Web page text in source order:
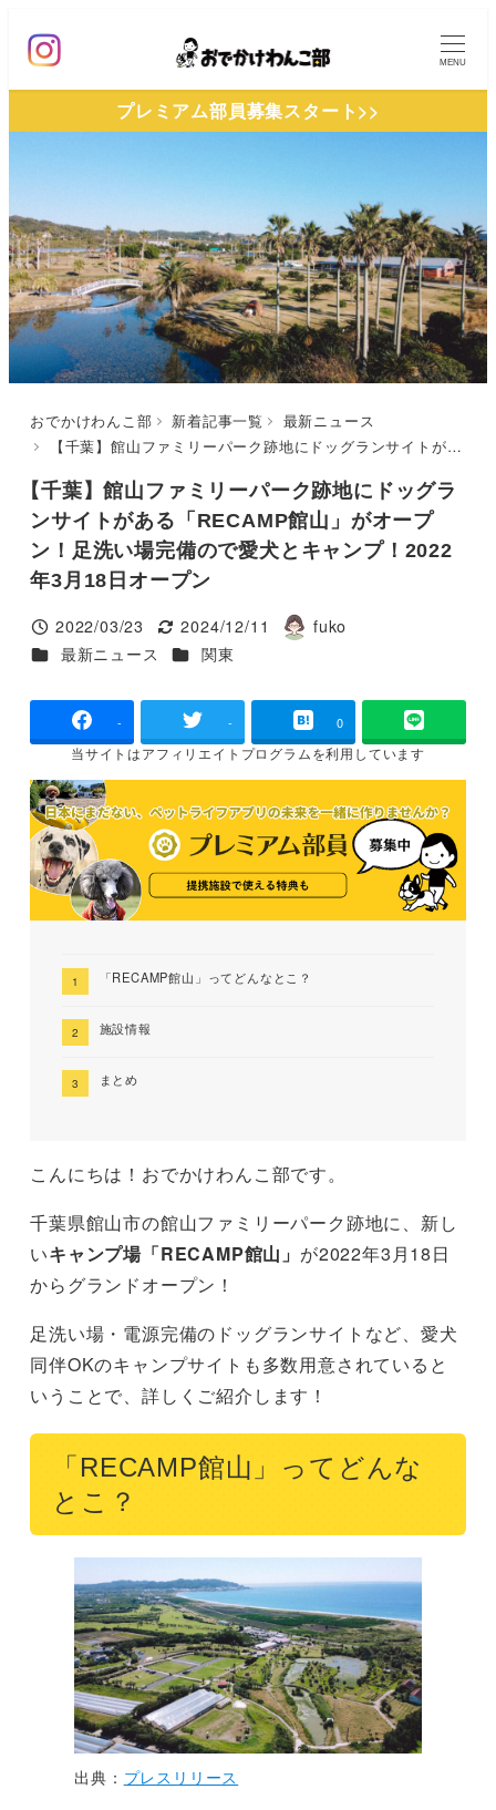
ン
ン
ツ
へ
移
動
MENU
プレミアム部員募集スタート>>
おでかけわんこ部 新着記事一覧
最新ニュース
【千葉】館山ファミリーパーク跡地にドッグランサイトがある「RECAMP館山」がオープン！足洗い場完備ので愛犬とキャンプ！2022年3月18日オープン
【千葉】館山ファミリーパーク跡地にドッグラ
ンサイトがある「RECAMP館山」がオープ
ン！足洗い場完備ので愛犬とキャンプ！2022
年3月18日オープン
投稿日
2022/03/23
更新日
2024/12/11
著
fuko
カテゴリー
最新ニュース カテゴリー
関東
- - 0
当サイトはアフィリエイトプログラムを利用しています
「RECAMP館山」ってどんなとこ？
施設情報
まとめ
こんにちは！おでかけわんこ部です。
千葉県館山市の館山ファミリーパーク跡地に、新し
いキャンプ場「RECAMP館山」 が2022年3月18日
からグランドオープン！
足洗い場・電源完備のドッグランサイトなど、愛犬
同伴OKのキャンプサイトも多数用意されていると
いうことで、詳しくご紹介します！
「RECAMP館山」ってどんな
とこ？
出典： プレスリリース